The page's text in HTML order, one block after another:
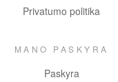
Privatumo politika
MANO PASKYRA
Paskyra